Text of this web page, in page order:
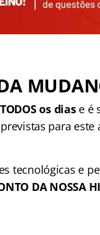
TODOS os diase é
para
tecnológicas e
DA NOSSA